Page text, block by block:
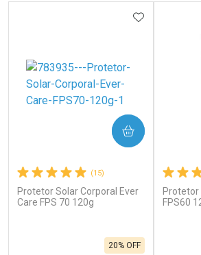
(15)
Protetor Solar Corporal Ever
Care FPS 70 120g
20% OFF
ADICIONAR
COMPRAR
Protetor
FPS60